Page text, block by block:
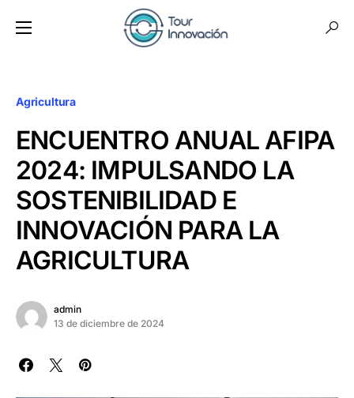
Agricultura
ENCUENTRO ANUAL AFIPA
2024: IMPULSANDO LA
SOSTENIBILIDAD E
INNOVACIÓN PARA LA
AGRICULTURA
admin
13 de diciembre de 2024